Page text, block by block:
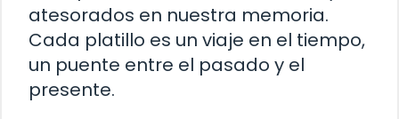
atesorados en nuestra memoria.
Cada platillo es un viaje en el tiempo,
un puente entre el pasado y el
presente.